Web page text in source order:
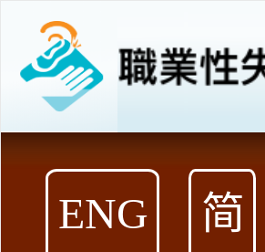
到
內
容
ENG 简